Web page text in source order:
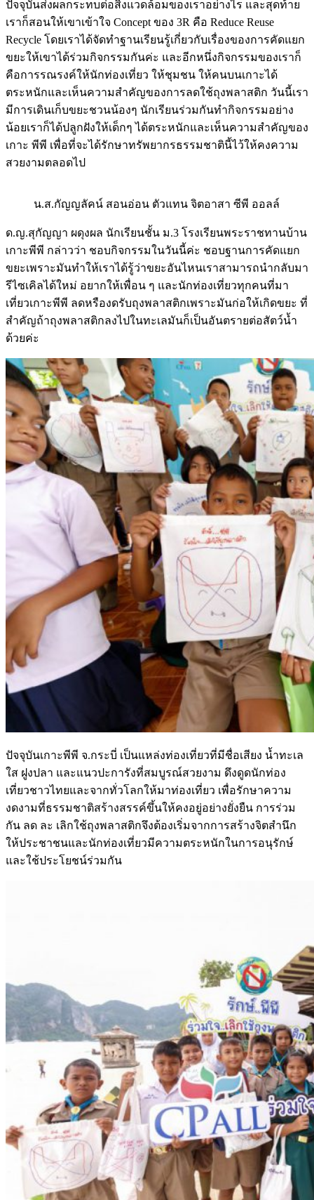
ปัจจุบันส่งผลกระทบต่อสิ่งแวดล้อมของเราอย่างไร และสุดท้าย
เราก็สอนให้เขาเข้าใจ Concept ของ 3R คือ Reduce Reuse
Recycle โดยเราได้จัดทำฐานเรียนรู้เกี่ยวกับเรื่องของการคัดแยก
ขยะให้เขาได้ร่วมกิจกรรมกันค่ะ และอีกหนึ่งกิจกรรมของเราก็
คือการรณรงค์ให้นักท่องเที่ยว ให้ชุมชน ให้คนบนเกาะได้
ตระหนักและเห็นความสำคัญของการลดใช้ถุงพลาสติก วันนี้เรา
มีการเดินเก็บขยะชวนน้องๆ นักเรียนร่วมกันทำกิจกรรมอย่าง
น้อยเราก็ได้ปลูกฝังให้เด็กๆ ได้ตระหนักและเห็นความสำคัญของ
เกาะ พีพี เพื่อที่จะได้รักษาทรัพยากรธรรมชาตินี้ไว้ให้คงความ
สวยงามตลอดไป
น.ส.กัญญลัคน์ สอนอ่อน ตัวแทน จิตอาสา ซีพี ออลล์
ด.ญ.สุกัญญา ผดุงผล นักเรียนชั้น ม.3 โรงเรียนพระราชทานบ้าน
เกาะพีพี กล่าวว่า ชอบกิจกรรมในวันนี้ค่ะ ชอบฐานการคัดแยก
ขยะเพราะมันทำให้เราได้รู้ว่าขยะอันไหนเราสามารถนำกลับมา
รีไซเคิลได้ใหม่ อยากให้เพื่อน ๆ และนักท่องเที่ยวทุกคนที่มา
เที่ยวเกาะพีพี ลดหรืองดรับถุงพลาสติกเพราะมันก่อให้เกิดขยะ ที่
สำคัญถ้าถุงพลาสติกลงไปในทะเลมันก็เป็นอันตรายต่อสัตว์น้ำ
ด้วยค่ะ
ปัจจุบันเกาะพีพี จ.กระบี่ เป็นแหล่งท่องเที่ยวที่มีชื่อเสียง น้ำทะเล
ใส ฝูงปลา และแนวปะการังที่สมบูรณ์สวยงาม ดึงดูดนักท่อง
เที่ยวชาวไทยและจากทั่วโลกให้มาท่องเที่ยว เพื่อรักษาความ
งดงามที่ธรรมชาติสร้างสรรค์ขึ้นให้คงอยู่อย่างยั่งยืน การร่วม
กัน ลด ละ เลิกใช้ถุงพลาสติกจึงต้องเริ่มจากการสร้างจิตสำนึก
ให้ประชาชนและนักท่องเที่ยวมีความตระหนักในการอนุรักษ์
และใช้ประโยชน์ร่วมกัน